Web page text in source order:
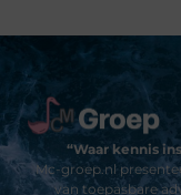
“Waar kennis
Mc-groep.nl
van toepasbare